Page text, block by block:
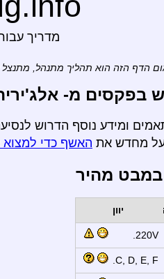
מדריך
הדף הזה הוא תהליך מתנהל,
מ- אלג'יריה
ומידע נוסף הדרוש
מחדש את האשף כדי
מהיר
יוון
220V.
C, D, E, F.